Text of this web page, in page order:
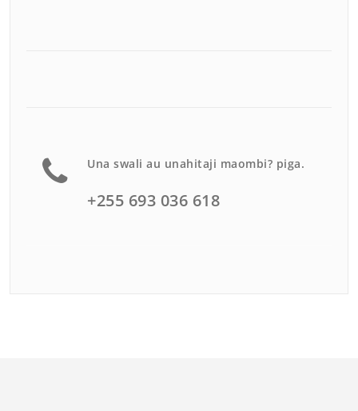
Una swali au unahitaji maombi? piga.
+255 693 036 618